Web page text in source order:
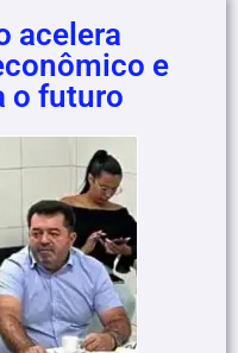
acelera
e
o futuro